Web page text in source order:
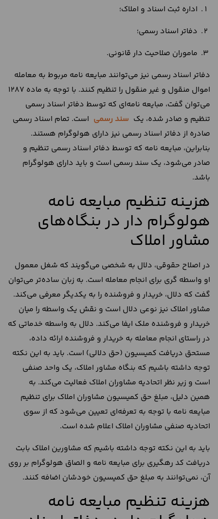
اداره ثبت اسناد و املاک؛
دفاتر اسناد رسمی؛
ماموران صلاحیت دار قانونی.
دفاتر اسناد رسمی نیز می‌توانند مبایعه نامه مربوط به معامله
اموال منقول و غیر منقول را تنظیم کنند. با توجه به ماده 1287
می‌توان گفت، مبایعه‌ نامه‌ای که توسط دفاتر اسناد رسمی
تنظیم و صادر شده، یک سند رسمی است. تمام اسناد رسمی
صادره از دفاتر اسناد رسمی نیز دارای هولوگرام هستند.
بنابراین، مبایعه نامه که توسط دفاتر اسناد رسمی تنظیم و
صادر می‌شود، یک سند رسمی است و باید دارای هولوگرام
باشد.
هزینه تنظیم مبایعه نامه
هولوگرام دار در بنگاه‌های
مشاور املاک
در اصلاح حقوقی، دلال به شخصی می‌گویند که شغل معمول
او واسطه گری برای انجام معامله است. به زبان ساده‌تر می‌توان
گفت که دلال، خریدار و فروشنده را به یکدیگر معرفی می‌کند.
مشاور املاک نیز نوعی دلال است و نقش یک واسطه را میان
خریدار و فروشنده ملک ایفا می‌کند. دلال به واسطه خدماتی که
در راستای انجام معامله به خریدار و فروشنده ارائه داده،
مستحق دریافت کمیسیون (حق دلالی) است. باید به این نکته
توجه داشته باشیم که بنگاه مشاور املاک، یک واحد صنفی
است و زیر نظر اتحادیه مشاوران املاک فعالیت می‌کند. به
همین دلیل، مبلغ حق کمیسیون مشاوران املاک برای تنظیم
مبایعه نامه با توجه به تعرفه‌ای تعیین می‌شود که از سوی
اتحادیه صنفی مشاوران املاک اعلام شده است.
باید به این نکته توجه داشته باشیم که مشاورین املاک بابت
دریافت کد رهگیری برای مبایعه نامه و الصاق هولوگرام بر روی
آن، نمی‌توانند به مبلغ حق کمیسیون خودشان اضافه کنند.
هزینه تنظیم مبایعه نامه